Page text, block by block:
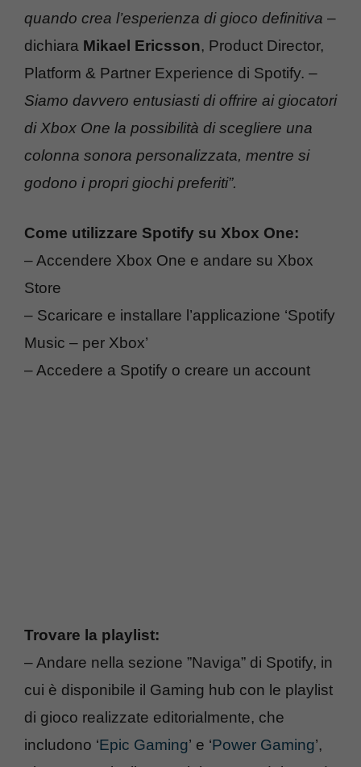
quando crea l’esperienza di gioco definitiva –
dichiara Mikael Ericsson, Product Director,
Platform & Partner Experience di Spotify. –
Siamo davvero entusiasti di offrire ai giocatori
di Xbox One la possibilità di scegliere una
colonna sonora personalizzata, mentre si
godono i propri giochi preferiti”.
Come utilizzare Spotify su Xbox One:
– Accendere Xbox One e andare su Xbox
Store
– Scaricare e installare l’applicazione ‘Spotify
Music – per Xbox’
– Accedere a Spotify o creare un account
Trovare la playlist:
– Andare nella sezione ”Naviga” di Spotify, in
cui è disponibile il Gaming hub con le playlist
di gioco realizzate editorialmente, che
includono ‘Epic Gaming’ e ‘Power Gaming’,